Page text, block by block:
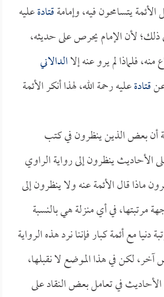
يتسامحون فيه، وإمامةقتادةعليه
ذلك؛ لأن الإمام يحرص على حديثه،
فلماذا لم يرو عنه إلاالدالاني
قتادةعليه رحمة الله، لهذا أنكر الأئمة
أن بعض الذين ينظرون في كتب
الأحاديث ينظرون إلى رواية الراوي
ماذا قال الأئمة عنه ولا ينظرون إلى
مرتبتها، في أي منزلة هي بالنسبة
دنيا مع أئمة كبار فإننا نرد هذه الرواية
لكن في هذا الموضع لا نقبلها،
في تعامل بعض النقاد على